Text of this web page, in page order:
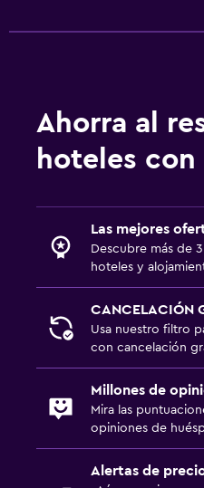
Bar/lounge
La comida se puede
Comedor
Aire libre
Comedor al aire libre
Muebles de exterior
Área de picnic
Terraza/patio
Ahorra al
hoteles
Las mejores
Descubre más de
hoteles y
CANCELACIÓN
Usa nuestro filtro
con cancelación
Millones de
Mira las
opiniones de
Alertas de